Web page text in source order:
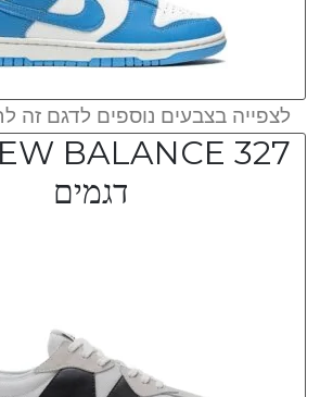
לצפייה בצבעים נוספים לדגם זה
דגמים